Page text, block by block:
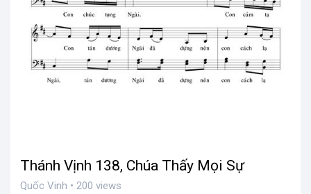
Thánh Vịnh 138, Chúa Thấy Mọi Sự
Quốc Vinh • 200 views